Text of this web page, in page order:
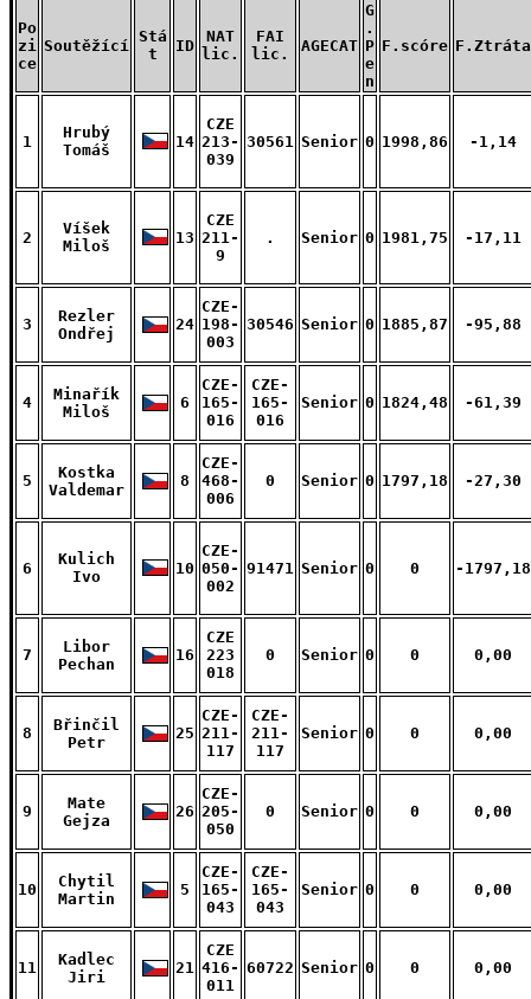
Po
zi
ce
Soutěžící
Stá
t
ID
NAT
lic.
FAI
lic.
AGECAT
G
.
P
e
n
F.scóre F.Ztráta
1
Hrubý
Tomáš
14
CZE
213-
039
30561 Senior 0 1998,86 -1,14
2
Víšek
Miloš
13
CZE
211-
9
. Senior 0 1981,75 -17,11
3
Rezler
Ondřej
24
CZE-
198-
003
30546 Senior 0 1885,87 -95,88
4
Minařík
Miloš
6
CZE-
165-
016
CZE-
165-
016
Senior 0 1824,48 -61,39
5
Kostka
Valdemar
8
CZE-
468-
006
0 Senior 0 1797,18 -27,30
6
Kulich
Ivo
10
CZE-
050-
002
91471 Senior 0 0 -1797,18
7
Libor
Pechan
16
CZE
223
018
0 Senior 0 0 0,00
8
Břinčil
Petr
25
CZE-
211-
117
CZE-
211-
117
Senior 0 0 0,00
9
Mate
Gejza
26
CZE-
205-
050
0 Senior 0 0 0,00
10
Chytil
Martin
5
CZE-
165-
043
CZE-
165-
043
Senior 0 0 0,00
11
Kadlec
Jiri
21
CZE
416-
011
60722 Senior 0 0 0,00